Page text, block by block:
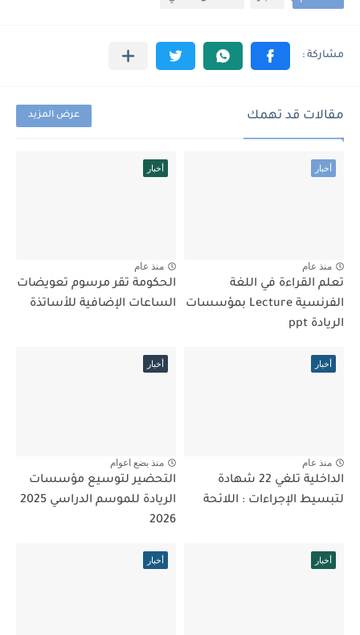
مقالات قد تهمك عرض المزيد
أخبار
منذ عام
تعلم القراءة في اللغة
الفرنسية Lecture بمؤسسات
الريادة ppt
أخبار
منذ عام
الحكومة تقر مرسوم تعويضات
الساعات الإضافية للأساتذة
أخبار
منذ عام
الداخلية تلغي 22 شهادة
لتبسيط الإجراءات : اللائحة
أخبار
منذ بضع اعوام
التحضير لتوسيع مؤسسات
الريادة للموسم الدراسي 2025
2026
أخبار أخبار